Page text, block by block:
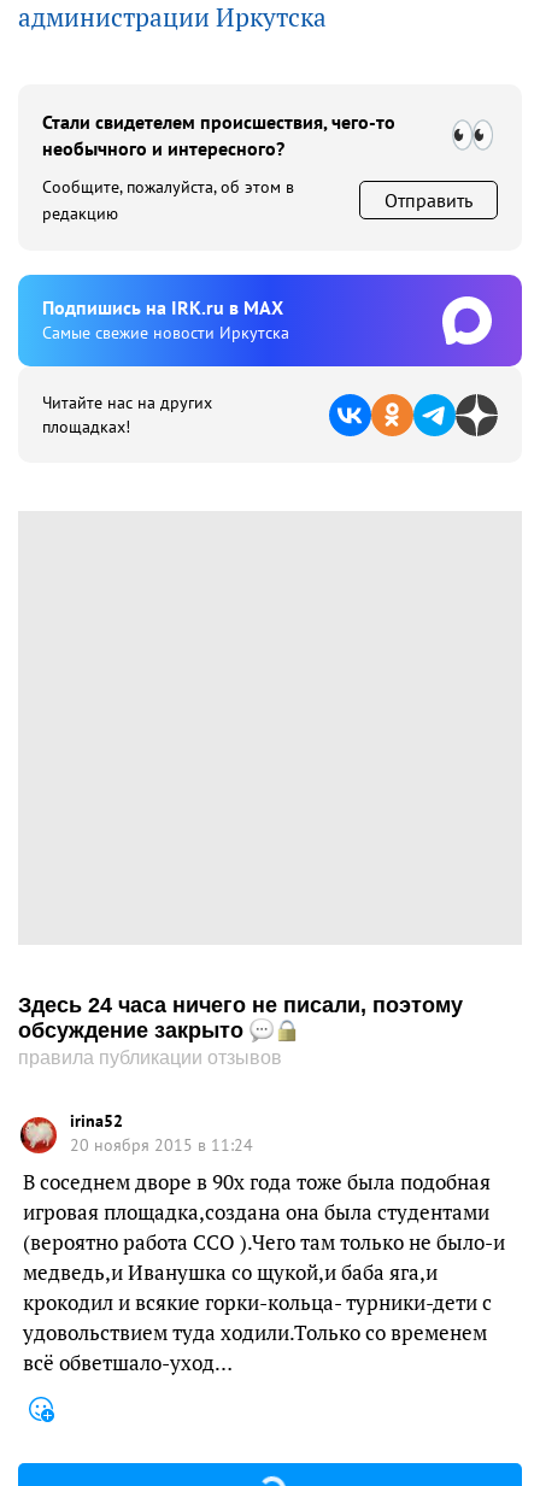
администрации Иркутска
Стали свидетелем происшествия, чего-то
необычного и интересного?
Сообщите, пожалуйста, об этом в
редакцию
Отправить
Подпишиcь на IRK.ru в MAX
Cамые свежие новости Иркутска
Читайте нас на других
площадках!
Здесь 24 часа ничего не писали, поэтому
обсуждение закрыто
правила публикации отзывов
irina52
20 ноября 2015 в 11:24
В соседнем дворе в 90х года тоже была подобная
игровая площадка,создана она была студентами
(вероятно работа ССО ).Чего там только не было-и
медведь,и Иванушка со щукой,и баба яга,и
крокодил и всякие горки-кольца- турники-дети с
удовольствием туда ходили.Только со временем
всё обветшало-уход…